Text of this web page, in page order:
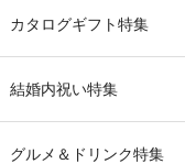
カタログギフト特集
結婚内祝い特集
グルメ＆ドリンク特集